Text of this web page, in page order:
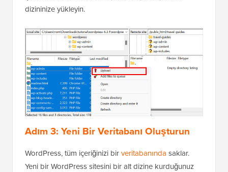
dizininize yükleyin.
Adım 3: Yeni Bir Veritabanı Oluşturun
WordPress, tüm içeriğinizi birveritabanında saklar.
Yeni bir WordPress sitesini bir alt dizine kurduğunuz